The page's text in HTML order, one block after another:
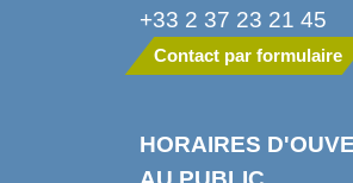
+33 2 37 23 21 45
Contact par formulaire
HORAIRES